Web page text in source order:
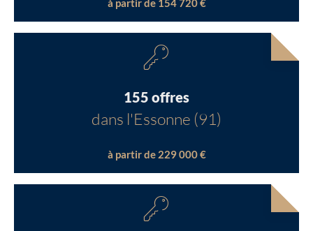
à partir de 154 720 €
155 offres
dans l'Essonne (91)
à partir de 229 000 €